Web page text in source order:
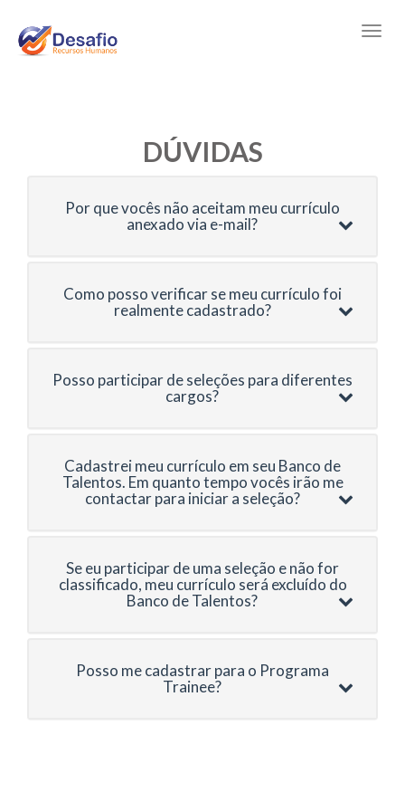
DÚVIDAS
Por que vocês não aceitam meu currículo
anexado via e-mail?
Como posso verificar se meu currículo foi
realmente cadastrado?
Posso participar de seleções para diferentes
cargos?
Cadastrei meu currículo em seu Banco de
Talentos. Em quanto tempo vocês irão me
contactar para iniciar a seleção?
Se eu participar de uma seleção e não for
classificado, meu currículo será excluído do
Banco de Talentos?
Posso me cadastrar para o Programa
Trainee?